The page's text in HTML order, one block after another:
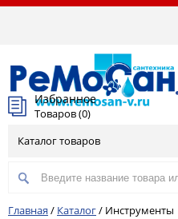
Избранное
Товаров (0)
Каталог товаров
Главная / Каталог/ Инструменты